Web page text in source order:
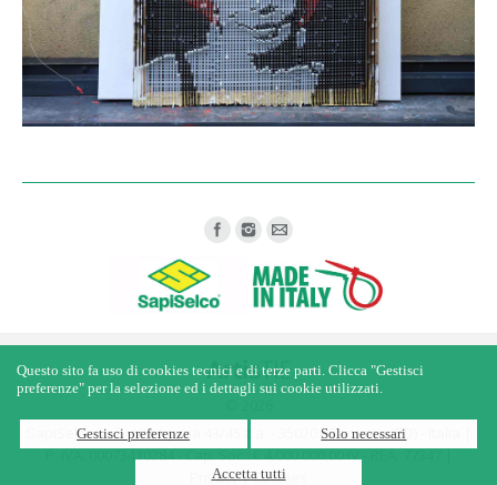
SapiSelco s.r.l. - Via Irpinia 43/45 z.a. - 35020 - Saonara (PD) - Italia |
P. IVA: 00073410284 - Cap. Soc.: € 4.000.000,00 IV - REA: 77347 |
Privacy|Cookies
Questo sito fa uso di cookies tecnici e di terze parti. Clicca "Gestisci
preferenze" per la selezione ed i dettagli sui cookie utilizzati.
Gestisci preferenze Solo necessari
Accetta tutti